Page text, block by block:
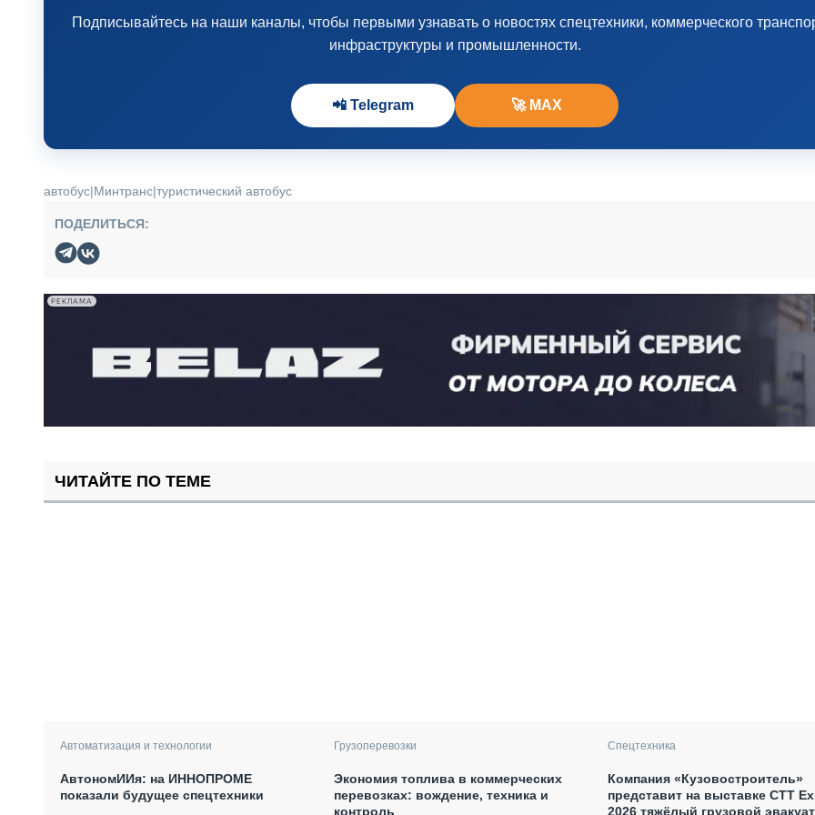
Подписывайтесь на наши каналы, чтобы первыми узнавать о новостях спецтехники, коммерческого
инфраструктуры и промышленности.
📲 Telegram 🚀 MAX
автобус|Минтранс|туристический автобус
ПОДЕЛИТЬСЯ:
РЕКЛАМА
ЧИТАЙТЕ ПО ТЕМЕ
Автоматизация и технологии
АвтономИИя: на ИННОПРОМЕ
показали будущее спецтехники
Грузоперевозки
Экономия топлива в коммерческих
перевозках: вождение, техника и
контроль
Спецтехника
Компания «Кузовостроитель»
представит на выставке CTT
2026 тяжёлый грузовой